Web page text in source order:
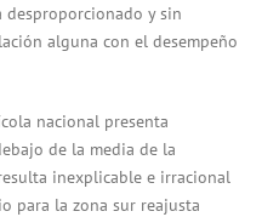
desproporcionado y sin
alguna con el desempeño
nacional presenta
de la media de la
inexplicable e irracional
para la zona sur reajusta